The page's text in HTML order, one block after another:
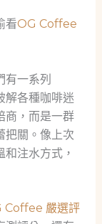
看OG Coffee
有一系列
解各種咖啡迷
商，而是一群
把關。像上次
注水方式，
Coffee 嚴選評